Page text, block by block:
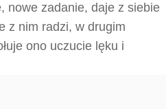
nowe zadanie, daje z siebie
z nim radzi, w drugim
ono uczucie lęku i